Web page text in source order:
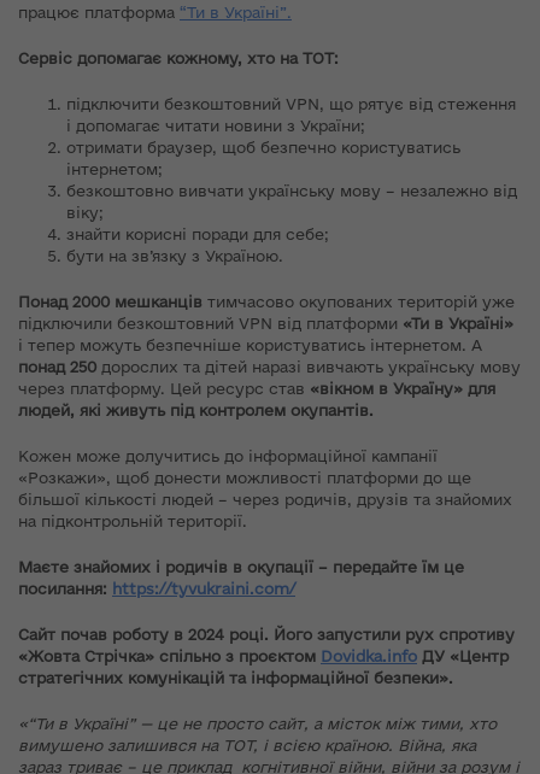
працює платформа “Ти в Україні”.
Сервіс допомагає кожному, хто на ТОТ:
підключити безкоштовний VPN, що рятує від стеження
і допомагає читати новини з України;
отримати браузер, щоб безпечно користуватись
інтернетом;
безкоштовно вивчати українську мову – незалежно від
віку;
знайти корисні поради для себе;
бути на зв’язку з Україною.
Понад 2000 мешканців тимчасово окупованих територій уже
підключили безкоштовний VPN від платформи «Ти в Україні»
і тепер можуть безпечніше користуватись інтернетом. А
понад 250 дорослих та дітей наразі вивчають українську мову
через платформу. Цей ресурс став «вікном в Україну» для
людей, які живуть під контролем окупантів.
Кожен може долучитись до інформаційної кампанії
«Розкажи», щоб донести можливості платформи до ще
більшої кількості людей – через родичів, друзів та знайомих
на підконтрольній території.
Маєте знайомих і родичів в окупації – передайте їм це
посилання: https://tyvukraini.com/
Сайт почав роботу в 2024 році. Його запустили рух спротиву
«Жовта Стрічка» спільно з проєктом Dovidka.info ДУ «Центр
стратегічних комунікацій та інформаційної безпеки».
«“Ти в Україні” — це не просто сайт, а місток між тими, хто
вимушено залишився на ТОТ, і всією країною. Війна, яка
зараз триває – це приклад когнітивної війни, війни за розум і